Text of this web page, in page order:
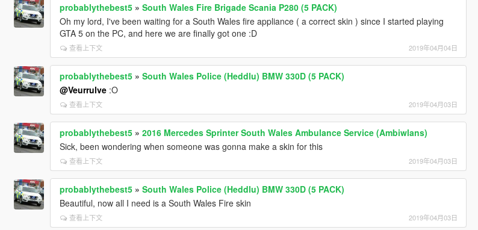
probablythebest5» South Wales Fire Brigade Scania P280 (5 PACK)
Oh my lord, I've been waiting for a South Wales fire appliance ( a correct skin ) since I started playing
GTA 5 on the PC, and here we are finally got one :D
查看上下文 2019年04月04日
probablythebest5» South Wales Police (Heddlu) BMW 330D (5 PACK)
@Veurrulve:O
查看上下文 2019年04月03日
probablythebest5» 2016 Mercedes Sprinter South Wales Ambulance Service (Ambiwlans)
Sick, been wondering when someone was gonna make a skin for this
查看上下文 2019年04月03日
probablythebest5» South Wales Police (Heddlu) BMW 330D (5 PACK)
Beautiful, now all I need is a South Wales Fire skin
查看上下文 2019年04月03日